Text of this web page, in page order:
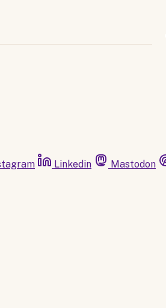
Linkedin Mastodon